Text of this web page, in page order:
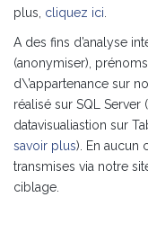
plus, cliquez ici
A des fins d’analyse
(anonymiser),
d\’appartenance sur
réalisé sur SQL Server (
datavisualiastion sur
savoir plus). En aucun
transmises via notre
ciblage.